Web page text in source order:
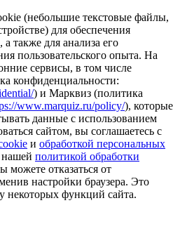
(небольшие текстовые файлы,
для обеспечения
также для анализа его
пользовательского опыта. На
сервисы, в том числе
конфиденциальности:
) и Марквиз (политика
www.marquiz.ru/policy/), которые
данные с использованием
сайтом, вы соглашаетесь с
и обработкой персональных
нашей политикой обработки
можете отказаться от
настройки браузера. Это
некоторых функций сайта.